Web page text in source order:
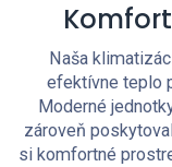
Naša
efektívne teplo
Moderné
zároveň
si komfortné